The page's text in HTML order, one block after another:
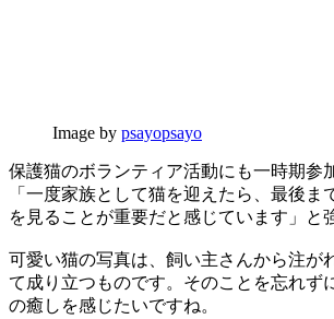
Image by psayopsayo
保護猫のボランティア活動にも一時期参
「一度家族として猫を迎えたら、最後ま
を見ることが重要だと感じています」と
可愛い猫の写真は、飼い主さんから注が
て成り立つものです。そのことを忘れず
の癒しを感じたいですね。